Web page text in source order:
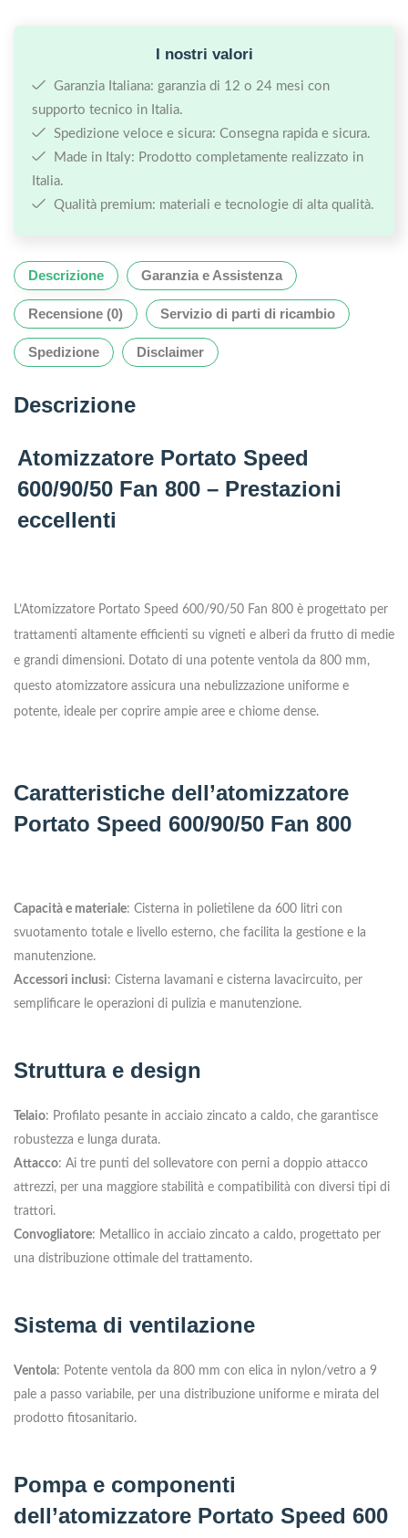
I nostri valori
Garanzia Italiana: garanzia di 12 o 24 mesi con
supporto tecnico in Italia.
Spedizione veloce e sicura: Consegna rapida e sicura.
Made in Italy: Prodotto completamente realizzato in
Italia.
Qualità premium: materiali e tecnologie di alta qualità.
Descrizione Garanzia e Assistenza
Recensione (0) Servizio di parti di ricambio
Spedizione Disclaimer
Descrizione
Atomizzatore Portato Speed
600/90/50 Fan 800 – Prestazioni
eccellenti
L’Atomizzatore Portato Speed 600/90/50 Fan 800 è progettato per
trattamenti altamente efficienti su vigneti e alberi da frutto di medie
e grandi dimensioni. Dotato di una potente ventola da 800 mm,
questo atomizzatore assicura una nebulizzazione uniforme e
potente, ideale per coprire ampie aree e chiome dense.
Caratteristiche dell’atomizzatore
Portato Speed 600/90/50 Fan 800
Capacità e materiale: Cisterna in polietilene da 600 litri con
svuotamento totale e livello esterno, che facilita la gestione e la
manutenzione.
Accessori inclusi: Cisterna lavamani e cisterna lavacircuito, per
semplificare le operazioni di pulizia e manutenzione.
Struttura e design
Telaio: Profilato pesante in acciaio zincato a caldo, che garantisce
robustezza e lunga durata.
Attacco: Ai tre punti del sollevatore con perni a doppio attacco
attrezzi, per una maggiore stabilità e compatibilità con diversi tipi di
trattori.
Convogliatore: Metallico in acciaio zincato a caldo, progettato per
una distribuzione ottimale del trattamento.
Sistema di ventilazione
Ventola: Potente ventola da 800 mm con elica in nylon/vetro a 9
pale a passo variabile, per una distribuzione uniforme e mirata del
prodotto fitosanitario.
Pompa e componenti
dell’atomizzatore Portato Speed 600